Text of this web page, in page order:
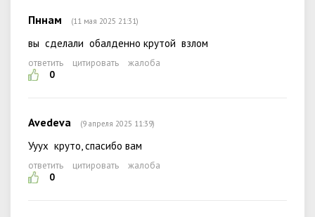
Пннам (11 мая 2025 21:31)
вы сделали обалденно крутой взлом
ответить цитировать
жалоба
0
Avedeva (9 апреля 2025 11:39)
Ууух круто, спасибо вам
ответить цитировать
жалоба
0